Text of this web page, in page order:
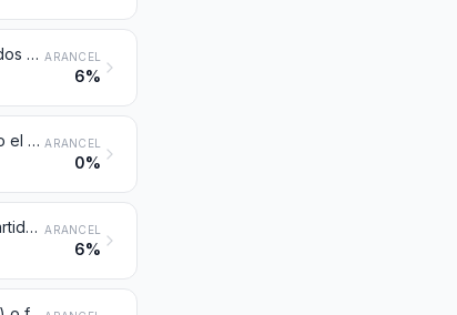
Iniciadores y aceleradores de reacción y preparaciones catalíticas, no expresados ni comprendidos en otra parte ARANCEL
6%
Cementos, morteros, hormigones y preparaciones similares, refractarios, incluido el aglomerado de dolomita, excepto los productos de la partida 3801 ARANCEL
0%
Mezclas de alquilbencenos y mezclas de alquilnaftalenos (excepto las de las partidas 2707 o 2902) ARANCEL
6%